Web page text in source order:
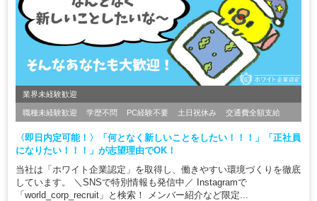
業界未経験歓迎
職種未経験歓迎 学歴不問 PC経験不要 土日祝休み 交通費全額支給
〈即日内定可能！〉「何となく新しいことをしたい！！！」「正社員
になりたい！！！」が志望理由でOK！
当社は「ホワイト企業認定」を取得し、働きやすい環境づくりを徹底
しています。 ＼SNSで特別情報も発信中／ Instagramで
「world_corp_recruit」と検索！ メンバー紹介など限定...